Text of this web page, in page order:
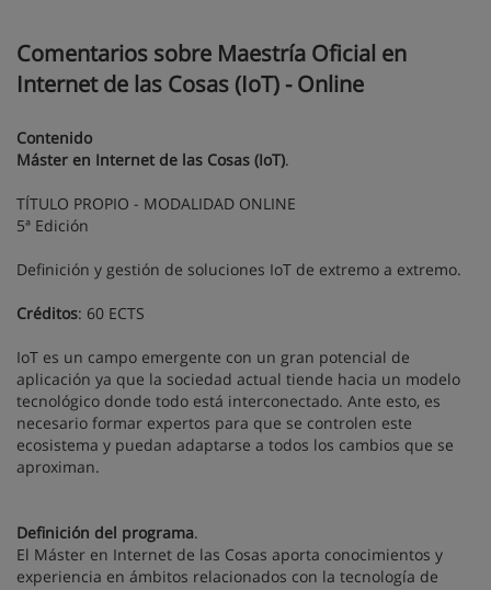
Comentarios sobre Maestría Oficial en
Internet de las Cosas (IoT) - Online
Contenido
Máster en Internet de las Cosas (IoT).
TÍTULO PROPIO - MODALIDAD ONLINE
5ª Edición
Definición y gestión de soluciones IoT de extremo a extremo.
Créditos: 60 ECTS
IoT es un campo emergente con un gran potencial de
aplicación ya que la sociedad actual tiende hacia un modelo
tecnológico donde todo está interconectado. Ante esto, es
necesario formar expertos para que se controlen este
ecosistema y puedan adaptarse a todos los cambios que se
aproximan.
Definición del programa.
El Máster en Internet de las Cosas aporta conocimientos y
experiencia en ámbitos relacionados con la tecnología de